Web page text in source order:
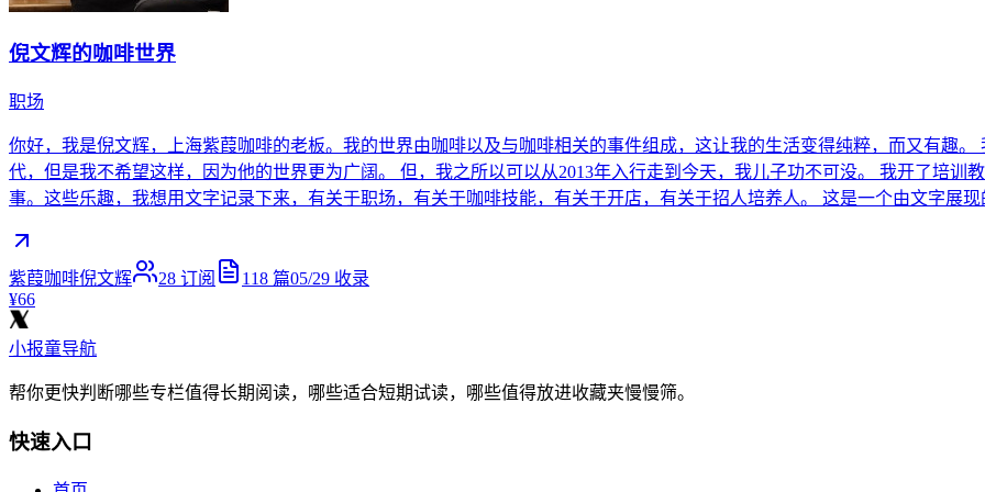
倪文辉的咖啡世界
职场
你好，我是倪文辉，上海紫葭咖啡的老板。我的世界由咖啡以及与咖啡相关的事件组成，这让我的生活变得纯粹，而又有趣
代，但是我不希望这样，因为他的世界更为广阔。 但，我之所以可以从2013年入行走到今天，我儿子功不可没。 我开了培训
事。这些乐趣，我想用文字记录下来，有关于职场，有关于咖啡技能，有关于开店，有关于招人培养人。 这是一个由文字展
紫葭咖啡倪文辉 28 订阅 118 篇05/29 收录
¥66
小报童导航
帮你更快判断哪些专栏值得长期阅读，哪些适合短期试读，哪些值得放进收藏夹慢慢筛。
快速入口